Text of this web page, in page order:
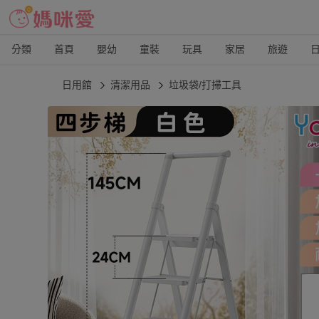
分類 首頁 嬰幼 童裝 玩具 家居 旅遊
日用館 清潔用品 垃圾袋/打掃工具